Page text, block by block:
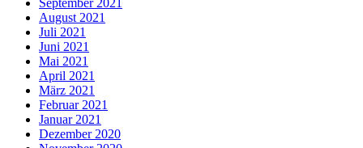
September 2021
August 2021
Juli 2021
Juni 2021
Mai 2021
April 2021
März 2021
Februar 2021
Januar 2021
Dezember 2020